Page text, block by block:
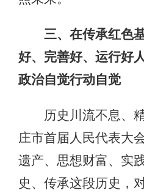
三、在传承红色
好、完善好、运行好
政治自觉行动自觉
历史川流不息、精
庄市首届人民代表大
遗产、思想财富、实
史、传承这段历史，